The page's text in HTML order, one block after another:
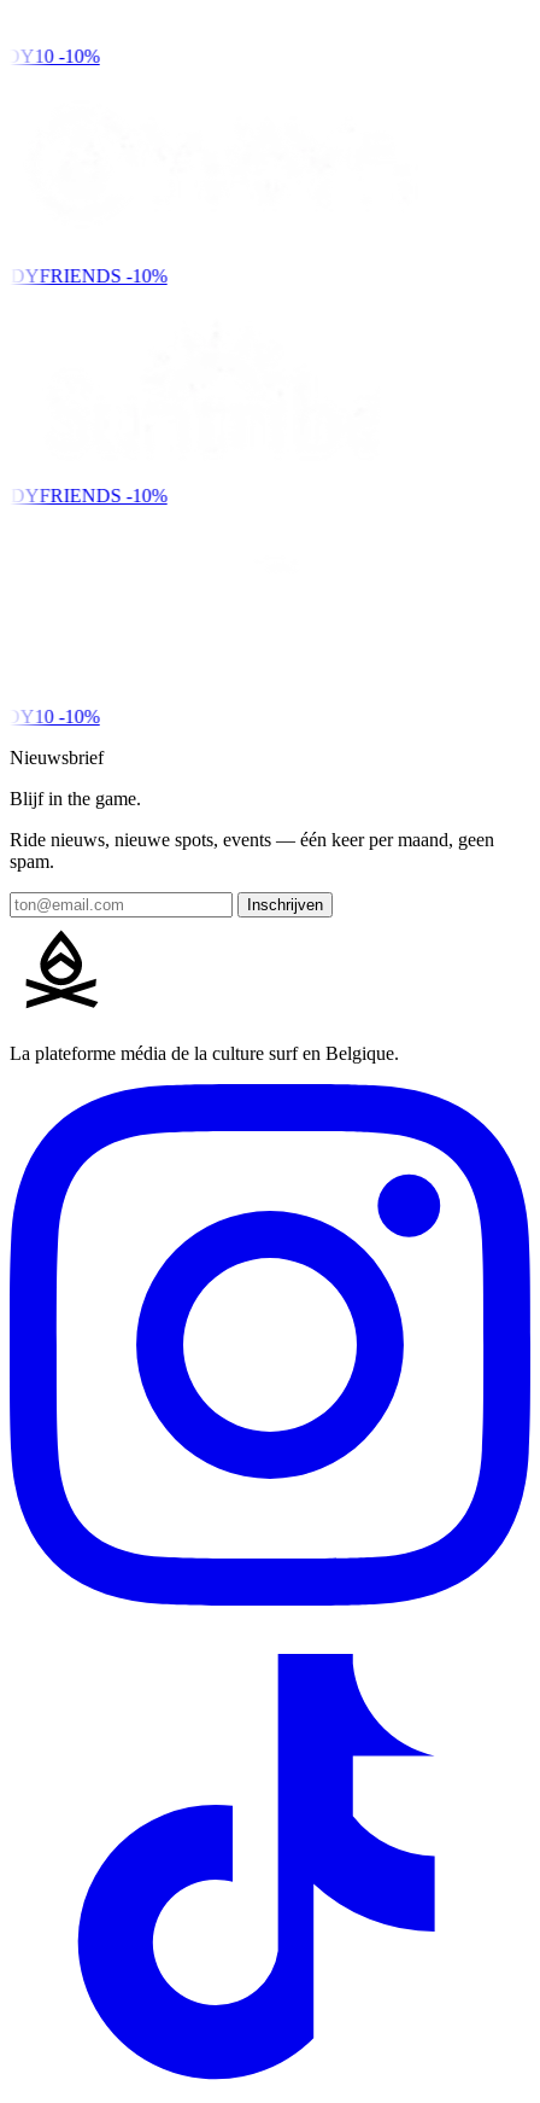
-10%
-10%
-10%
-10%
Nieuwsbrief
Blijf in the game.
Ride nieuws, nieuwe spots, events — één keer per maand, geen
spam.
Inschrijven
La plateforme média de la culture surf en Belgique.